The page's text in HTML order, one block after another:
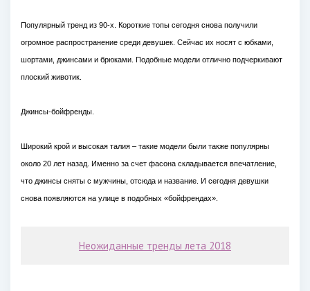
Популярный тренд из 90-х. Короткие топы сегодня снова получили
огромное распространение среди девушек. Сейчас их носят с юбками,
шортами, джинсами и брюками. Подобные модели отлично подчеркивают
плоский животик.
Джинсы-бойфренды.
Широкий крой и высокая талия – такие модели были также популярны
около 20 лет назад. Именно за счет фасона складывается впечатление,
что джинсы сняты с мужчины, отсюда и название. И сегодня девушки
снова появляются на улице в подобных «бойфрендах».
Неожиданные тренды лета 2018